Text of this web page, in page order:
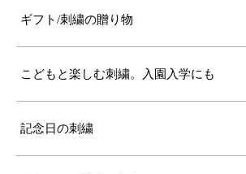
ギフト/刺繍の贈り物
こどもと楽しむ刺繍。入園入学にも
記念日の刺繍